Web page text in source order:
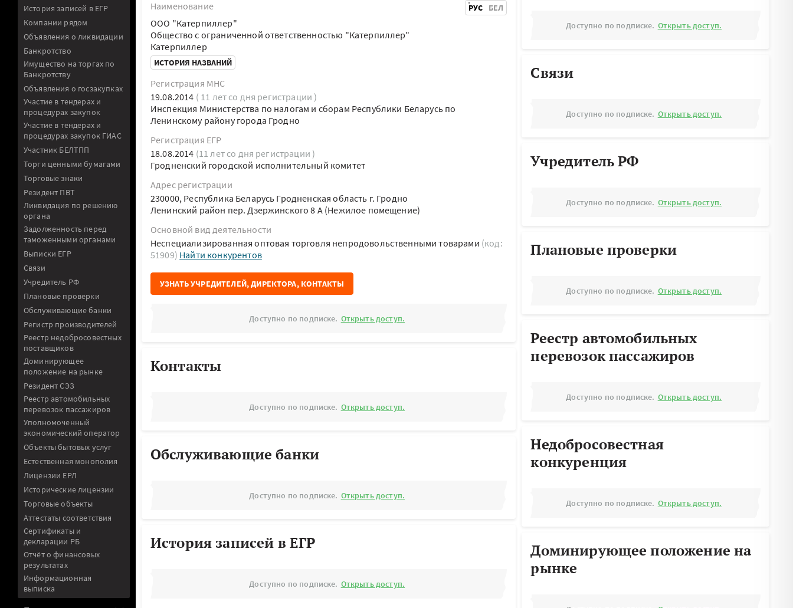
История записей в ЕГР
Компании рядом
Объявления о ликвидации
Банкротство
Имущество на торгах по
Банкротству
Объявления о госзакупках
Участие в тендерах и
процедурах закупок
Участие в тендерах и
процедурах закупок ГИАС
Участник БЕЛТПП
Торги ценными бумагами
Торговые знаки
Резидент ПВТ
Ликвидация по решению
органа
Задолженность перед
таможенными органами
Выписки ЕГР
Связи
Учредитель РФ
Плановые проверки
Обслуживающие банки
Регистр производителей
Реестр недобросовестных
поставщиков
Доминирующее
положение на рынке
Резидент СЭЗ
Реестр автомобильных
перевозок пассажиров
Уполномоченный
экономический оператор
Объекты бытовых услуг
Естественная монополия
Лицензии ЕРЛ
Исторические лицензии
Торговые объекты
Аттестаты соответствия
Сертификаты и
декларации РБ
Отчёт о финансовых
результатах
Информационная
выписка
Наименование
РУС БЕЛ
ООО "Катерпиллер"
Общество с ограниченной ответственностью "Катерпиллер"
Катерпиллер
ИСТОРИЯ НАЗВАНИЙ
Регистрация МНС
19.08.2014 ( 11 лет со дня регистрации )
Инспекция Министерства по налогам и сборам Республики Беларусь по
Ленинскому району города Гродно
Регистрация ЕГР
18.08.2014 (11 лет со дня регистрации )
Гродненский городской исполнительный комитет
Адрес регистрации
230000, Республика Беларусь Гродненская область г. Гродно
Ленинский район пер. Дзержинского 8 А (Нежилое помещение)
Основной вид деятельности
Неспециализированная оптовая торговля непродовольственными товарами (код:
51909) Найти конкурентов
УЗНАТЬ УЧРЕДИТЕЛЕЙ, ДИРЕКТОРА, КОНТАКТЫ
Доступно по подписке. Открыть доступ.
Контакты
Доступно по подписке. Открыть доступ.
Обслуживающие банки
Доступно по подписке. Открыть доступ.
История записей в ЕГР
Доступно по подписке. Открыть доступ.
Доступно по подписке. Открыть доступ.
Связи
Доступно по подписке. Открыть доступ.
Учредитель РФ
Доступно по подписке. Открыть доступ.
Плановые проверки
Доступно по подписке. Открыть доступ.
Реестр автомобильных
перевозок пассажиров
Доступно по подписке. Открыть доступ.
Недобросовестная
конкуренция
Доступно по подписке. Открыть доступ.
Доминирующее положение на
рынке